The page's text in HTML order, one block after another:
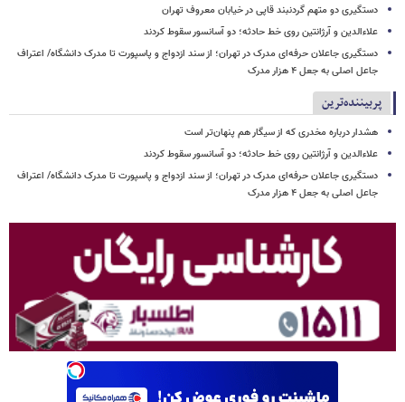
دستگیری دو متهم گردنبند قاپی در خیابان معروف تهران
علاءالدین و آرژانتین روی خط حادثه؛ دو آسانسور سقوط کردند
دستگیری جاعلان حرفه‌ای مدرک در تهران؛ از سند ازدواج و پاسپورت تا مدرک دانشگاه/ اعتراف
جاعل اصلی به جعل ۴ هزار مدرک
پربیننده‌ترین
هشدار درباره مخدری که از سیگار هم پنهان‌تر است
علاءالدین و آرژانتین روی خط حادثه؛ دو آسانسور سقوط کردند
دستگیری جاعلان حرفه‌ای مدرک در تهران؛ از سند ازدواج و پاسپورت تا مدرک دانشگاه/ اعتراف
جاعل اصلی به جعل ۴ هزار مدرک